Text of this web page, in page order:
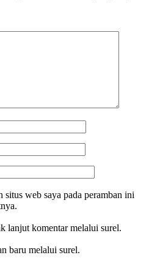
situs web saya pada peramban ini
lanjut komentar melalui surel.
baru melalui surel.